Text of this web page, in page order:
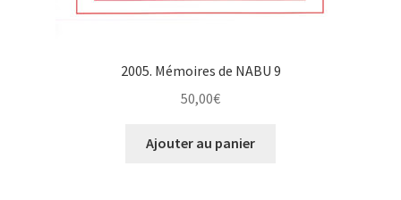
2005. Mémoires de NABU 9
50,00€
Ajouter au panier